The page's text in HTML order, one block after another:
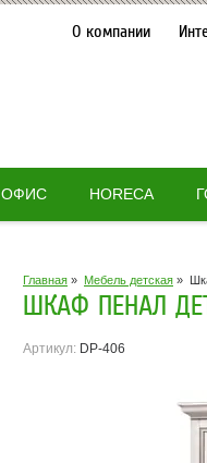
О компании
ОФИС HORECA
Главная » Мебель детская »
ШКАФ ПЕНАЛ
Артикул: DP-406